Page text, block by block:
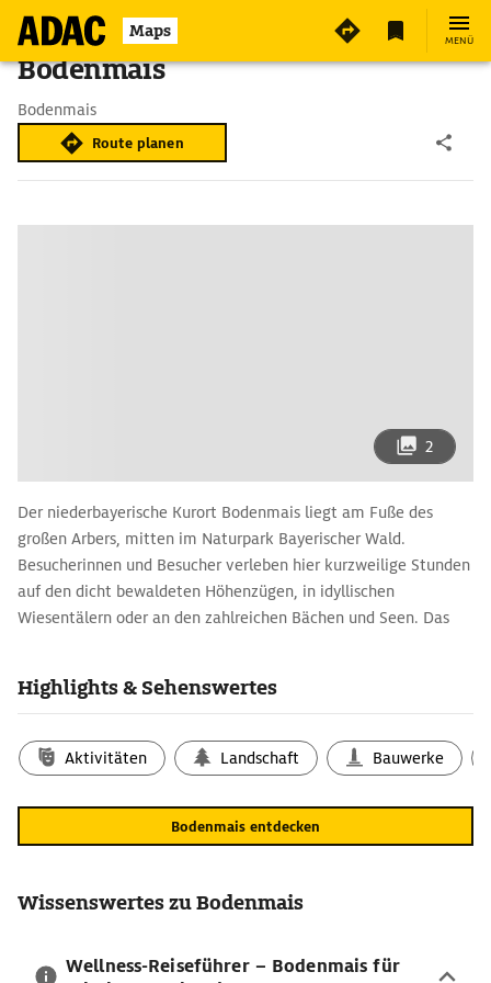
Maps MENÜ
Bodenmais
Bodenmais
Route planen
2
Der niederbayerische Kurort Bodenmais liegt am Fuße des
großen Arbers, mitten im Naturpark Bayerischer Wald.
Besucherinnen und Besucher verleben hier kurzweilige Stunden
auf den dicht bewaldeten Höhenzügen, in idyllischen
Wiesentälern oder an den zahlreichen Bächen und Seen. Das
Erholungssuchende und Kurgäste. Familien mit Kindern erleben
Abenteuer. Auch für Aktivurlauberinnen und Aktivurlauber ist
die abwechslungsreiche Region zu jeder Reisezeit einen Besuch
wert.
Sehenswertes in und um Bodenmais
Bodenmais in der Natur. Allem voran auf dem Arber-
der beeindruckende Urwald und die schwimmenden Inseln beim
Highlights & Sehenswertes
Aktivitäten Landschaft Bauwerke
Bodenmais entdecken
Wissenswertes zu Bodenmais
Wellness-Reiseführer – Bodenmais für